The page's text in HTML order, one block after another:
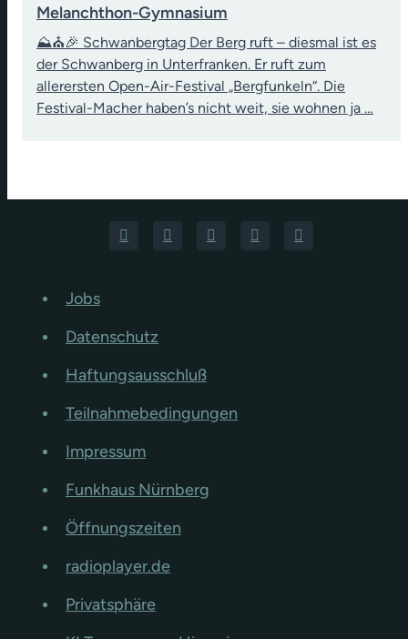
Melanchthon-Gymnasium
⛰️⛪🎉 Schwanbergtag Der Berg ruft – diesmal ist es
der Schwanberg in Unterfranken. Er ruft zum
allerersten Open-Air-Festival „Bergfunkeln“. Die
Festival-Macher haben’s nicht weit, sie wohnen ja …
Jobs
Datenschutz
Haftungsausschluß
Teilnahmebedingungen
Impressum
Funkhaus Nürnberg
Öffnungszeiten
radioplayer.de
Privatsphäre